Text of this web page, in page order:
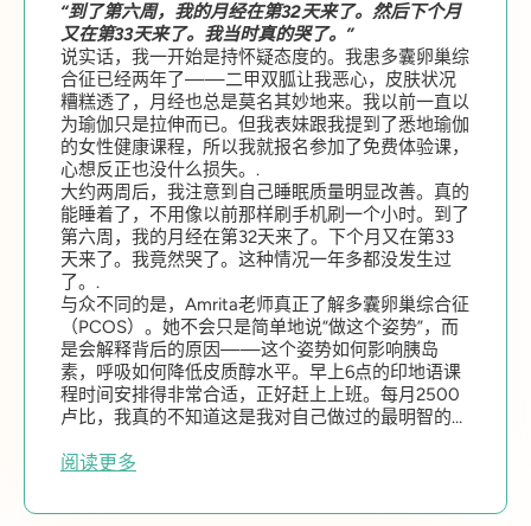
“到了第六周，我的月经在第32天来了。然后下个月
又在第33天来了。我当时真的哭了。”
说实话，我一开始是持怀疑态度的。我患多囊卵巢综
合征已经两年了——二甲双胍让我恶心，皮肤状况
糟糕透了，月经也总是莫名其妙地来。我以前一直以
为瑜伽只是拉伸而已。但我表妹跟我提到了悉地瑜伽
的女性健康课程，所以我就报名参加了免费体验课，
心想反正也没什么损失。.
大约两周后，我注意到自己睡眠质量明显改善。真的
能睡着了，不用像以前那样刷手机刷一个小时。到了
第六周，我的月经在第32天来了。下个月又在第33
天来了。我竟然哭了。这种情况一年多都没发生过
了。.
与众不同的是，Amrita老师真正了解多囊卵巢综合征
（PCOS）。她不会只是简单地说“做这个姿势”，而
是会解释背后的原因——这个姿势如何影响胰岛
素，呼吸如何降低皮质醇水平。早上6点的印地语课
程时间安排得非常合适，正好赶上上班。每月2500
卢比，我真的不知道这是我对自己做过的最明智的投
阅读更多